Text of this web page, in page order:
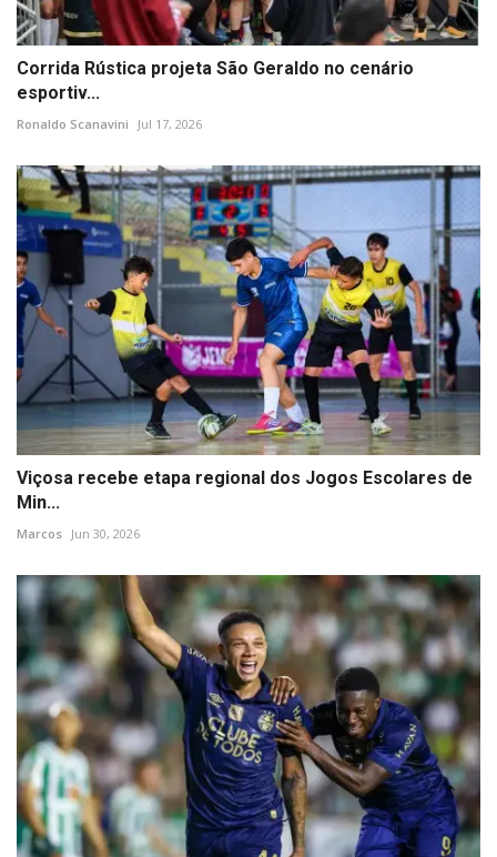
Corrida Rústica projeta São Geraldo no cenário
esportiv...
Ronaldo Scanavini Jul 17, 2026
Viçosa recebe etapa regional dos Jogos Escolares de
Min...
Marcos Jun 30, 2026